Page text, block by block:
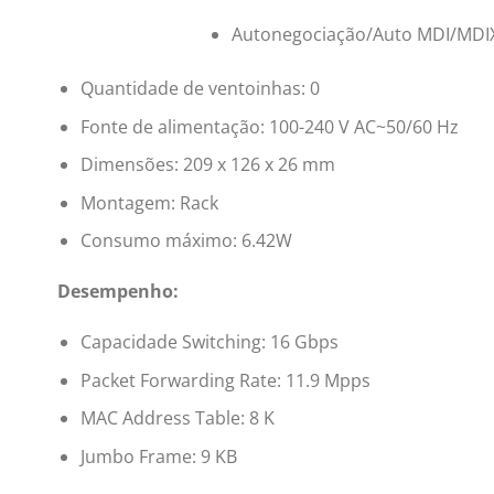
Autonegociação/Auto MDI/
Quantidade de ventoinhas: 0
Fonte de alimentação: 100-240 V AC~50/60 Hz
Dimensões: 209 x 126 x 26 mm
Montagem: Rack
Consumo máximo: 6.42W
Desempenho:
Capacidade Switching: 16 Gbps
Packet Forwarding Rate: 11.9 Mpps
MAC Address Table: 8 K
Jumbo Frame: 9 KB